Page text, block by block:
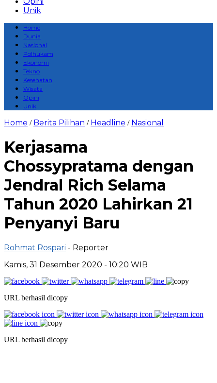
Unik
Home
Dunia
Nasional
Polhukam
Ekonomi
Tekno
Kesehatan
Wisata
Opini
Unik
Home / Berita Pilihan / Headline / Nasional
Kerjasama
Chossypratama dengan
Jendral Rich Selama
Tahun 2020 Lahirkan 21
Penyanyi Baru
Rohmat Rospari - Reporter
Kamis, 31 Desember 2020 - 10:20 WIB
URL berhasil dicopy
URL berhasil dicopy